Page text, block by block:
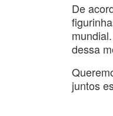
De
dessa
juntos